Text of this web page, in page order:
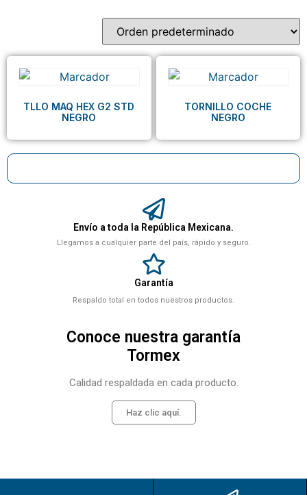
Envío a toda la República Mexicana.
Llegamos a cualquier parte del país, rápido y seguro.
Garantía
Respaldo total en todos nuestros productos.
Conoce nuestra garantía
Tormex
Calidad respaldada en cada producto.
Haz clic aquí.
TLLO MAQ HEX G2 STD
NEGRO
TORNILLO COCHE
NEGRO